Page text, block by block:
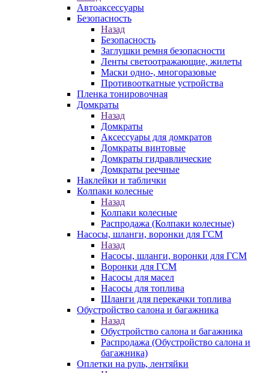
Автоаксессуары
Безопасность
Назад
Безопасность
Заглушки ремня безопасности
Ленты светоотражающие, жилеты
Маски одно-, многоразовые
Противооткатные устройства
Пленка тонировочная
Домкраты
Назад
Домкраты
Аксессуары для домкратов
Домкраты винтовые
Домкраты гидравлические
Домкраты реечные
Наклейки и таблички
Колпаки колесные
Назад
Колпаки колесные
Распродажа (Колпаки колесные)
Насосы, шланги, воронки для ГСМ
Назад
Насосы, шланги, воронки для ГСМ
Воронки для ГСМ
Насосы для масел
Насосы для топлива
Шланги для перекачки топлива
Обустройство салона и багажника
Назад
Обустройство салона и багажника
Распродажа (Обустройство салона и
багажника)
Оплетки на руль, лентяйки